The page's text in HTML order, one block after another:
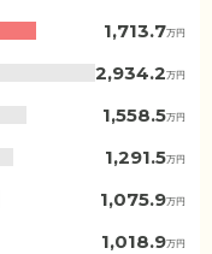
1,713.7万円
2,934.2万円
1,558.5万円
1,291.5万円
1,075.9万円
1,018.9万円